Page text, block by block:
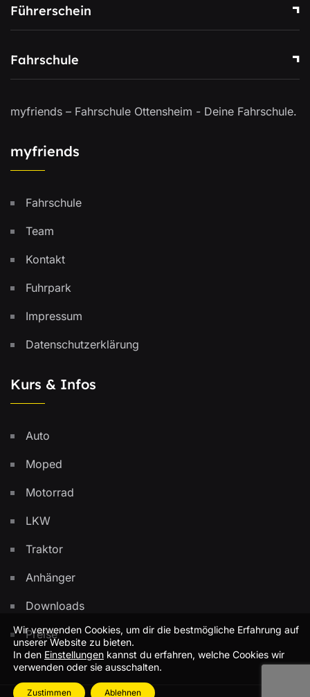
Führerschein
Fahrschule
myfriends – Fahrschule Ottensheim - Deine Fahrschule.
myfriends
Fahrschule
Team
Kontakt
Fuhrpark
Impressum
Datenschutzerklärung
Kurs & Infos
Auto
Moped
Motorrad
LKW
Traktor
Anhänger
Downloads
Preise
Wir verwenden Cookies, um dir die bestmögliche Erfahrung auf
unserer Website zu bieten.
In den Einstellungen kannst du erfahren, welche Cookies wir
verwenden oder sie ausschalten.
Zustimmen Ablehnen